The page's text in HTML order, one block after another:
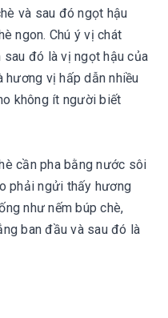
và sau đó ngọt hậu
ngon. Chú ý vị chát
sau đó là vị ngọt hậu của
hương vị hấp dẫn nhiều
không ít người biết
cần pha bằng nước sôi
phải ngửi thấy hương
như nếm búp chè,
ban đầu và sau đó là